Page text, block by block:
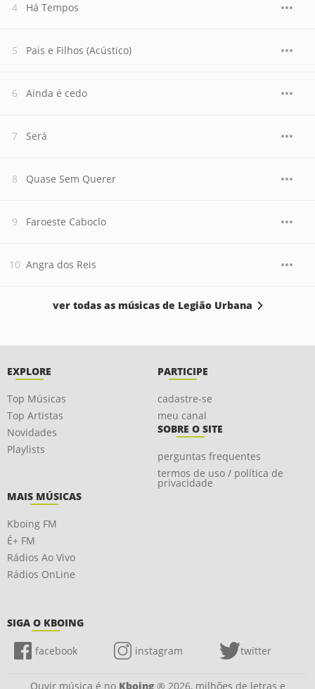
Há Tempos
Pais e Filhos (Acústico)
Ainda é cedo
Será
Quase Sem Querer
Faroeste Caboclo
Angra dos Reis
ver todas as músicas de Legião Urbana
EXPLORE
Top Músicas
Top Artistas
Novidades
Playlists
PARTICIPE
cadastre-se
meu canal
SOBRE O SITE
perguntas frequentes
termos de uso / política de
privacidade
MAIS MÚSICAS
Kboing FM
É+ FM
Rádios Ao Vivo
Rádios OnLine
SIGA O KBOING
facebook instagram twitter
Ouvir música é no Kboing® 2026, milhões de letras e